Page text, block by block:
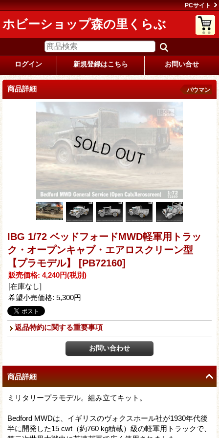
PCサイト
ホビーショップ森の里くらぶ
ログイン 新規登録はこちら お問い合せ
商品詳細 バウマン
IBG 1/72 ベッドフォードMWD軽軍用トラッ
ク・オープンキャブ・エアロスクリーン型
【プラモデル】
[PB72160]
販売価格: 4,240円(税別)
[在庫なし]
希望小売価格: 5,300円
返品特約に関する重要事項
商品詳細
ミリタリープラモデル。組み立てキット。
Bedford MWDは、イギリスのヴォクスホール社が1930年代後
半に開発した15 cwt（約760 kg積載）級の軽軍用トラックで、